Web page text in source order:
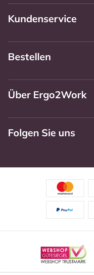
Kundenservice
Bestellen
Über Ergo2Work
Folgen Sie uns